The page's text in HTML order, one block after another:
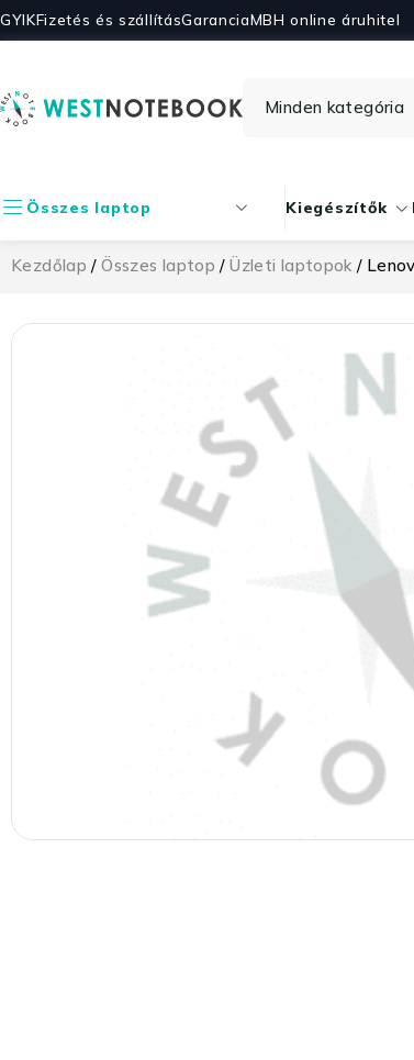
GYIKFizetés és szállításGaranciaMBH online áruhitel
Összes laptop Kiegészítők
Kezdőlap /Összes laptop /Üzleti laptopok /